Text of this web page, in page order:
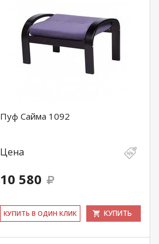
Пуф Сайма 1092
Цена
10 580
КУ­ПИТЬ В ОДИН КЛИК КУПИТЬ